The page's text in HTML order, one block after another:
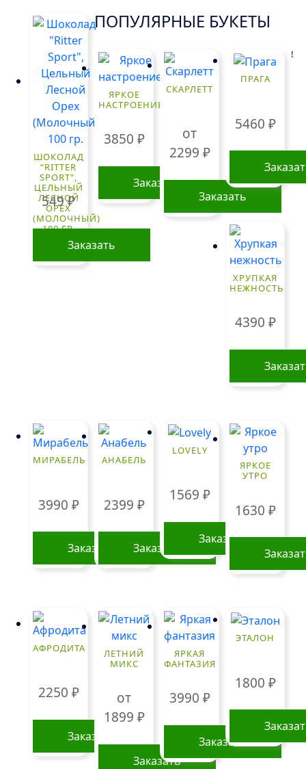
ШОКОЛАД
“RITTER
SPORT”,
ЦЕЛЬНЫЙ
ЛЕСНОЙ
ОРЕХ
(МОЛОЧНЫЙ)
100 ГР.
549₽
Заказать
ПОПУЛЯРНЫЕ БУКЕТЫ
ЯРКОЕ
НАСТРОЕНИЕ
3850 ₽
Заказать
СКАРЛЕТТ
от
2299 ₽
Заказать
имеет
вариаций.
ПРАГА
5460 ₽
ХРУПКАЯ
НЕЖНОСТЬ
4390 ₽
МИРАБЕЛЬ
3990 ₽
Заказать
АНАБЕЛЬ
2399 ₽
Заказать
LOVELY
1569 ₽
Заказать
ЯРКОЕ
УТРО
1630 ₽
АФРОДИТА
2250 ₽
Заказать
ЛЕТНИЙ
МИКС
от
1899 ₽
Заказать
ЯРКАЯ
ФАНТАЗИЯ
3990 ₽
Заказать
ЭТАЛОН
1800 ₽
!